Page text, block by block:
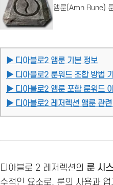
앰룬(Amn Rune)
▶ 디아블로2 앰룬 기본 정보
▶ 디아블로2 룬워드 조합 방법
▶ 디아블로2 앰룬 포함 룬워드
▶ 디아블로2 레저렉션 앰룬 관
디아블로 2 레저렉션의 룬 시
수적인 요소로, 룬의 사용과